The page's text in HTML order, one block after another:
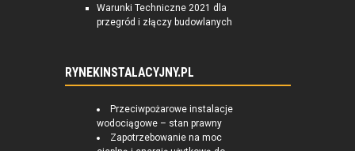
Warunki Techniczne 2021 dla
przegród i złączy budowlanych
RYNEKINSTALACYJNY.PL
Przeciwpożarowe instalacje
wodociągowe – stan prawny
Zapotrzebowanie na moc